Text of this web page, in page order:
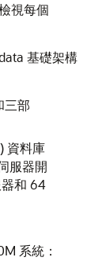
視每個
基礎架構
三部
資料庫
服器開
和 64
系統：